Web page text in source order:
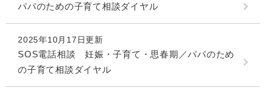
パパのための子育て相談ダイヤル
2025年10月17日更新
SOS電話相談 妊娠・子育て・思春期／パパのため
の子育て相談ダイヤル